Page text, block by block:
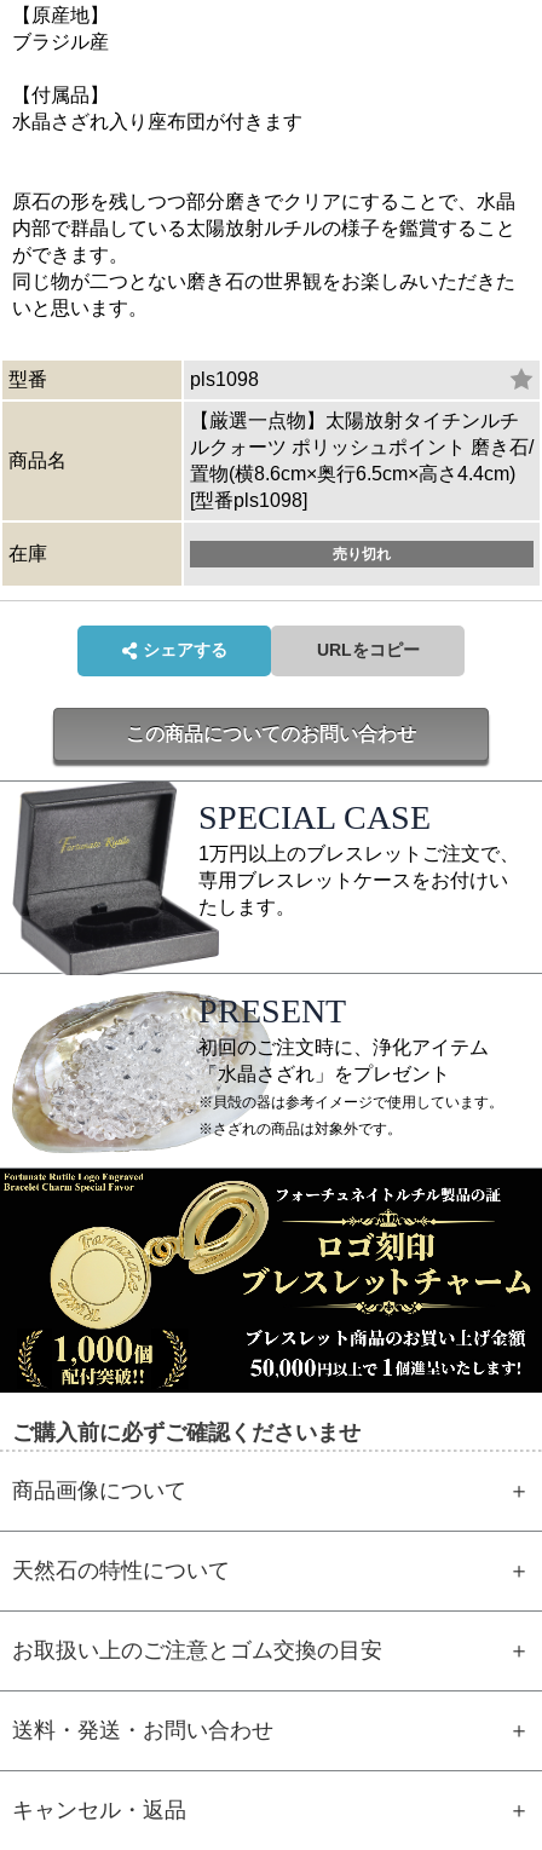
【原産地】
ブラジル産
【付属品】
水晶さざれ入り座布団が付きます
原石の形を残しつつ部分磨きでクリアにすることで、水晶
内部で群晶している太陽放射ルチルの様子を鑑賞すること
ができます。
同じ物が二つとない磨き石の世界観をお楽しみいただきた
いと思います。
型番 pls1098
商品名
【厳選一点物】太陽放射タイチンルチ
ルクォーツ ポリッシュポイント 磨き石/
置物(横8.6cm×奥行6.5cm×高さ4.4cm)
[型番pls1098]
在庫 売り切れ
シェアする URLをコピー
この商品についてのお問い合わせ
SPECIAL CASE
1万円以上のブレスレットご注文で、
専用ブレスレットケースをお付けい
たします。
PRESENT
初回のご注文時に、浄化アイテム
「水晶さざれ」をプレゼント
※貝殻の器は参考イメージで使用しています。
※さざれの商品は対象外です。
ご購入前に必ずご確認くださいませ
商品画像について
天然石の特性について
お取扱い上のご注意とゴム交換の目安
送料・発送・お問い合わせ
キャンセル・返品